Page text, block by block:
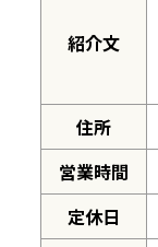
紹介文
住所
営業時間
定休日